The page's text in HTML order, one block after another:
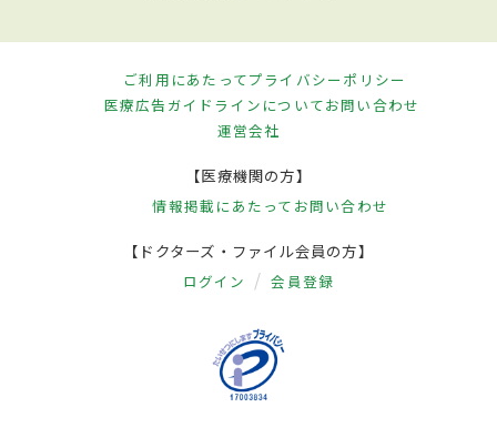
ご利用にあたってプライバシーポリシー
医療広告ガイドラインについてお問い合わせ
運営会社
【医療機関の方】
情報掲載にあたって お問い合わせ
【ドクターズ・ファイル会員の方】
ログイン 会員登録